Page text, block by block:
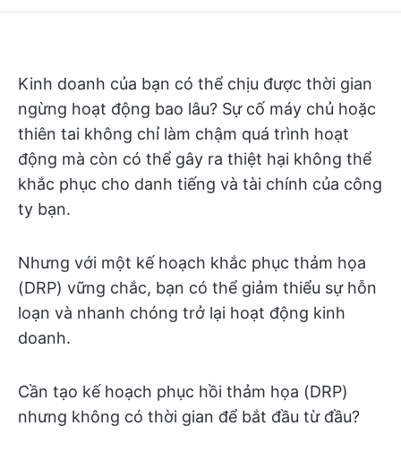
Kinh doanh của bạn có thể chịu được thời gian
ngừng hoạt động bao lâu? Sự cố máy chủ hoặc
thiên tai không chỉ làm chậm quá trình hoạt
động mà còn có thể gây ra thiệt hại không thể
khắc phục cho danh tiếng và tài chính của công
ty bạn.
Nhưng với một kế hoạch khắc phục thảm họa
(DRP) vững chắc, bạn có thể giảm thiểu sự hỗn
loạn và nhanh chóng trở lại hoạt động kinh
doanh.
Cần tạo kế hoạch phục hồi thảm họa (DRP)
nhưng không có thời gian để bắt đầu từ đầu?